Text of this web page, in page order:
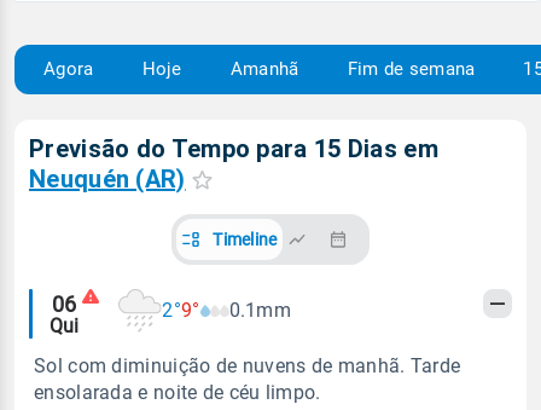
Agora Hoje Amanhã Fim de semana
Previsão do Tempo para 15 Dias em
Neuquén (AR)
Timeline
Alertas
meteorológicos
06
Qui
2°9° 0.1mm
Sol com diminuição de nuvens de manhã. Tarde
ensolarada e noite de céu limpo.